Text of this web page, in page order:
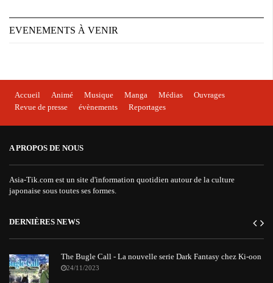
EVENEMENTS À VENIR
Accueil Animé Musique Manga Médias
Ouvrages
Revue de presse
évènements Reportages
A PROPOS DE NOUS
Asia-Tik.com est un site d'information quotidien autour de la culture
japonaise sous toutes ses formes.
DERNIÈRES NEWS
The Bugle Call - La nouvelle serie Dark Fantasy chez Ki-oon
24/11/2023